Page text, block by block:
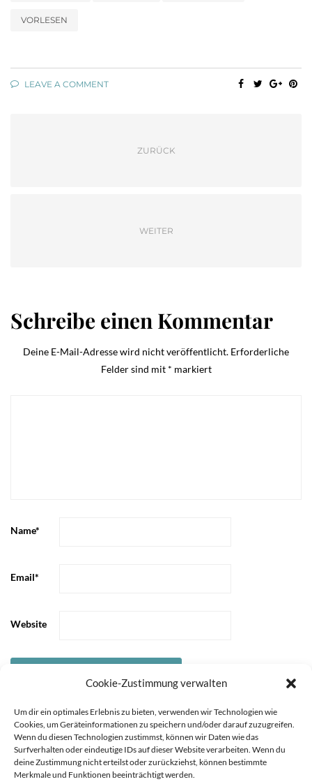
Cookie-Zustimmung verwalten
Um dir ein optimales Erlebnis zu bieten, verwenden wir Technologien wie
Cookies, um Geräteinformationen zu speichern und/oder darauf zuzugreifen.
Wenn du diesen Technologien zustimmst, können wir Daten wie das
Surfverhalten oder eindeutige IDs auf dieser Website verarbeiten. Wenn du
deine Zustimmung nicht erteilst oder zurückziehst, können bestimmte
Merkmale und Funktionen beeinträchtigt werden.
VORLESEN
LEAVE A COMMENT
ZURÜCK
WEITER
Schreibe einen Kommentar
Deine E-Mail-Adresse wird nicht veröffentlicht. Erforderliche
Felder sind mit * markiert
Name*
Email*
Website